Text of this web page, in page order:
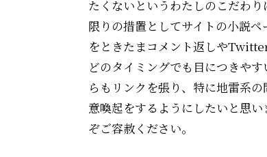
たくないというわたしのこだわ
限りの措置としてサイトの小説
をときたまコメント返しや
どのタイミングでも目につきや
らもリンクを張り、特に地雷系
意喚起をするようにしたいと思
ぞご容赦ください。